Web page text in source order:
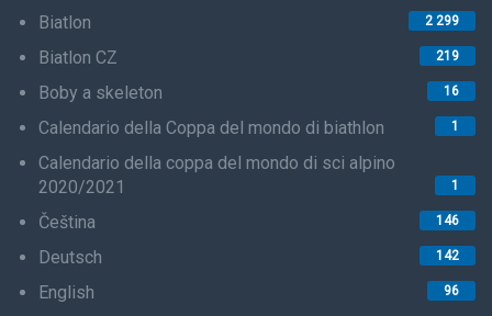
Biatlon 2 299
Biatlon CZ 219
Boby a skeleton 16
Calendario della Coppa del mondo di biathlon 1
Calendario della coppa del mondo di sci alpino
2020/2021
1
Čeština 146
Deutsch 142
English 96